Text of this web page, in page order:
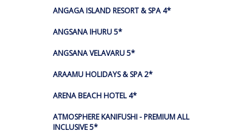
ANGAGA ISLAND RESORT & SPA 4*
ANGSANA IHURU 5*
ANGSANA VELAVARU 5*
ARAAMU HOLIDAYS & SPA 2*
ARENA BEACH HOTEL 4*
ATMOSPHERE KANIFUSHI - PREMIUM ALL
INCLUSIVE 5*